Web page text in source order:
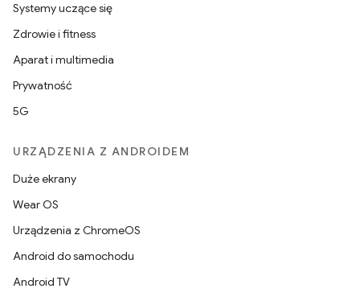
Systemy uczące się
Zdrowie i fitness
Aparat i multimedia
Prywatność
5G
URZĄDZENIA Z ANDROIDEM
Duże ekrany
Wear OS
Urządzenia z ChromeOS
Android do samochodu
Android TV